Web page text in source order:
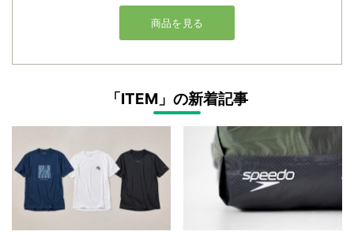
「ITEM」の新着記事